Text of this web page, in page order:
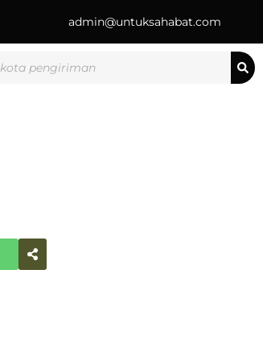
admin@untuksahabat.com